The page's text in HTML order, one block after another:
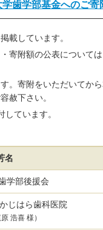
学歯学部基金へのご寄
載しています。
寄附額の公表について
。寄附をいただいてか
赦下さい。
ています。
名
学部後援会
じはら歯科医院
浩喜 様）